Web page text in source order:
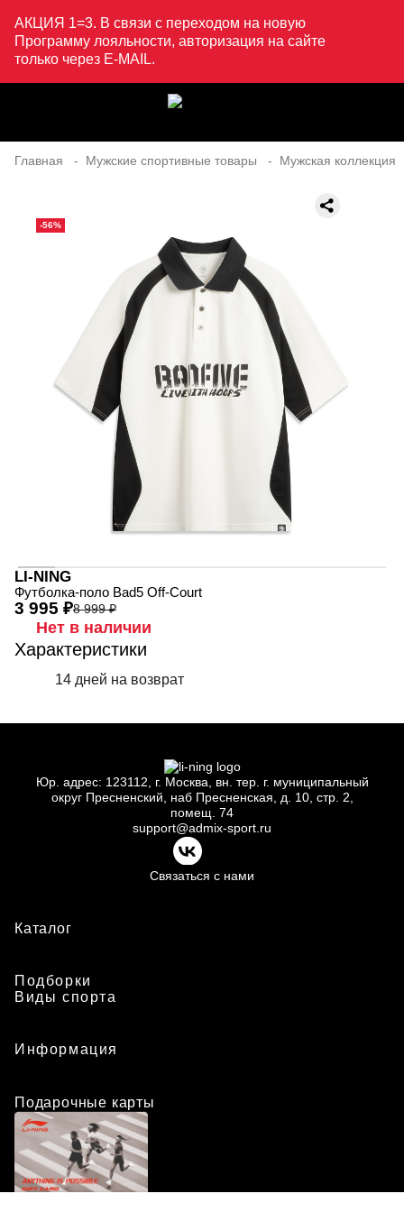
АКЦИЯ 1=3. В связи с переходом на новую
Программу лояльности, авторизация на сайте
только через E-MAIL.
Главная Мужские спортивные товары Мужская коллекция
-56%
LI-NING
Футболка-поло Bad5 Off-Court
8 999 ₽
3 995 ₽
Нет в наличии
Характеристики
14 дней на возврат
Юр. адрес: 123112, г. Москва, вн. тер. г. муниципальный
округ Пресненский, наб Пресненская, д. 10, стр. 2,
помещ. 74
support@admix-sport.ru
Связаться с нами
Каталог
Подборки
Виды спорта
Информация
Подарочные карты